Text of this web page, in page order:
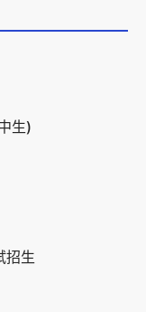
生)
招生